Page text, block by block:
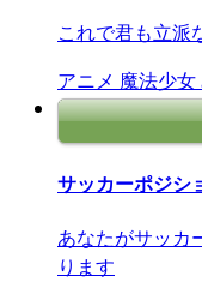
これで君も立派
アニメ 魔法少女
サッカーポジシ
あなたがサッカ
ります